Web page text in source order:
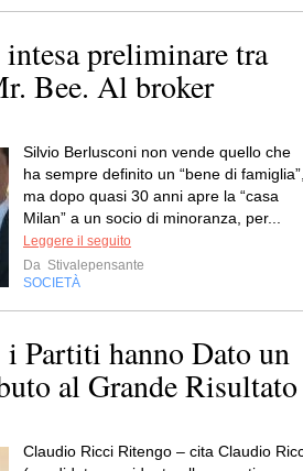
preliminare tra
Bee. Al broker
Silvio Berlusconi non vende quello che
ha sempre definito un “bene di
ma dopo quasi 30 anni apre la “casa
Milan” a un socio di minoranza, per...
Leggere il seguito
Da Stivalepensante
SOCIETÀ
Partiti hanno Dato un
al Grande Risultato
Claudio Ricci Ritengo – cita Claudio